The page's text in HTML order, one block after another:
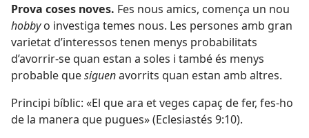
Prova coses noves. Fes nous amics, comença un nou
hobbyo investiga temes nous. Les persones amb gran
varietat d’interessos tenen menys probabilitats
d’avorrir-se quan estan a soles i també és menys
probable quesiguenavorrits quan estan amb altres.
Principi bíblic: «El que ara et veges capaç de fer, fes-ho
de la manera que pugues» (Eclesiastés 9:10).